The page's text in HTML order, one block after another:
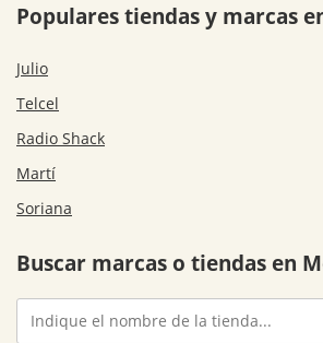
Populares tiendas y marcas
Julio
Telcel
Radio Shack
Martí
Soriana
Buscar marcas o tiendas en